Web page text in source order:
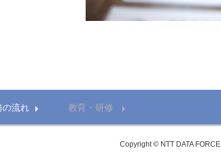
の流れ 教育・研修
Copyright © NTT DATA